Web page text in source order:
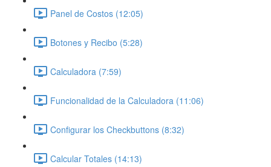
Panel de Costos (12:05)
Botones y Recibo (5:28)
Calculadora (7:59)
Funcionalidad de la Calculadora (11:06)
Configurar los Checkbuttons (8:32)
Calcular Totales (14:13)